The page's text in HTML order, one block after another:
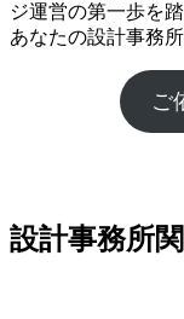
ジ運営の第一歩を
あなたの設計事務
ご
設計事務所